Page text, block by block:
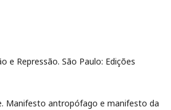
e Repressão. São Paulo: Edições
Manifesto antropófago e manifesto da